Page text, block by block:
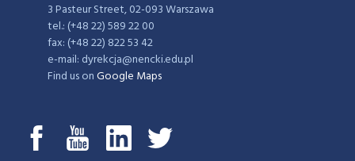
3 Pasteur Street, 02-093 Warszawa
tel.: (+48 22) 589 22 00
fax: (+48 22) 822 53 42
e-mail: dyrekcja@nencki.edu.pl
Find us onGoogle Maps